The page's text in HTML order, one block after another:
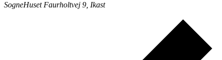
SogneHuset Faurholtvej 9, Ikast